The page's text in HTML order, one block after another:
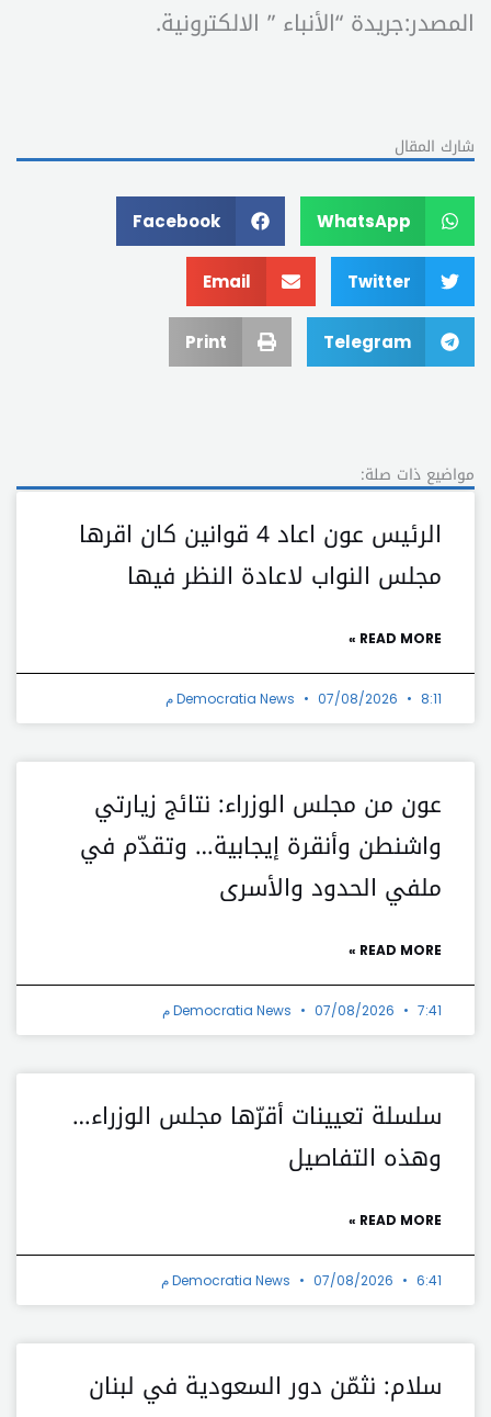
المصدر:جريدة “الأنباء ” الالكترونية.
شارك المقال
WhatsApp
Facebook
Twitter
Email
Telegram
Print
مواضيع ذات صلة:
الرئيس عون اعاد 4 قوانين كان اقرها
مجلس النواب لاعادة النظر فيها
READ MORE »
Democratia News 07/08/2026 8:11 م
عون من مجلس الوزراء: نتائج زيارتي
واشنطن وأنقرة إيجابية… وتقدّم في
ملفي الحدود والأسرى
READ MORE »
Democratia News 07/08/2026 7:41 م
سلسلة تعيينات أقرّها مجلس الوزراء…
وهذه التفاصيل
READ MORE »
Democratia News 07/08/2026 6:41 م
سلام: نثمّن دور السعودية في لبنان